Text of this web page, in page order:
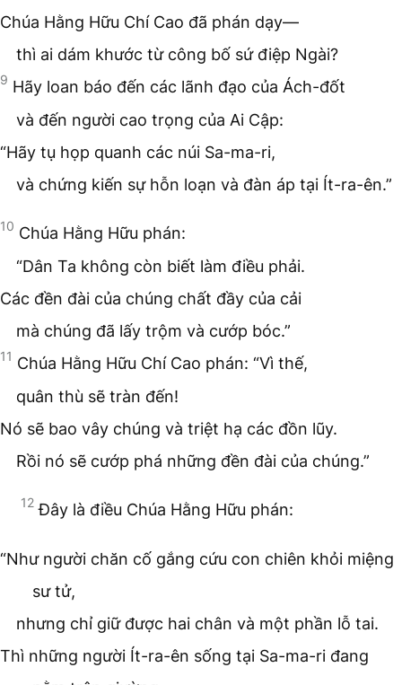
Chúa Hằng Hữu Chí Cao đã phán dạy—
thì ai dám khước từ công bố sứ điệp Ngài?
9 Hãy loan báo đến các lãnh đạo của Ách-đốt
và đến người cao trọng của Ai Cập:
“Hãy tụ họp quanh các núi Sa-ma-ri,
và chứng kiến sự hỗn loạn và đàn áp tại Ít-ra-ên.”
10 Chúa Hằng Hữu phán:
“Dân Ta không còn biết làm điều phải.
Các đền đài của chúng chất đầy của cải
mà chúng đã lấy trộm và cướp bóc.”
11 Chúa Hằng Hữu Chí Cao phán: “Vì thế,
quân thù sẽ tràn đến!
Nó sẽ bao vây chúng và triệt hạ các đồn lũy.
Rồi nó sẽ cướp phá những đền đài của chúng.”
12 Đây là điều Chúa Hằng Hữu phán:
“Như người chăn cố gắng cứu con chiên khỏi miệng
sư tử,
nhưng chỉ giữ được hai chân và một phần lỗ tai.
Thì những người Ít-ra-ên sống tại Sa-ma-ri đang